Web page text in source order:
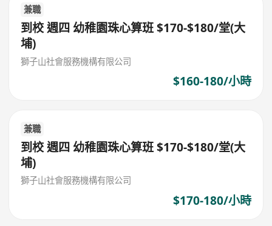
兼職
到校 週四 幼稚園珠心算班 $170-$180/堂(大
埔)
獅子山社會服務機構有限公司
$160-180/小時
兼職
到校 週四 幼稚園珠心算班 $170-$180/堂(大
埔)
獅子山社會服務機構有限公司
$170-180/小時